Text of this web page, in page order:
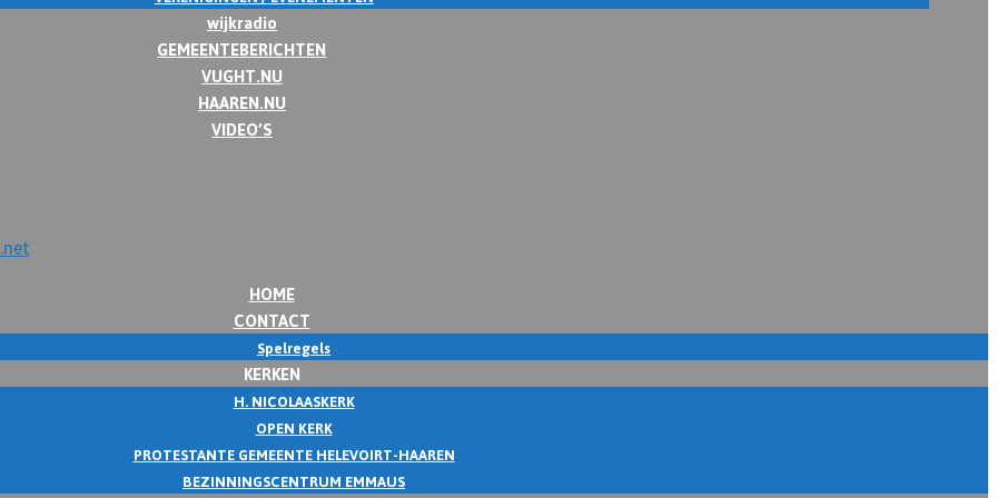
wijkradio
GEMEENTEBERICHTEN
VUGHT.NU
HAAREN.NU
VIDEO’S
HOME
CONTACT
Spelregels
KERKEN
H. NICOLAASKERK
OPEN KERK
PROTESTANTE GEMEENTE HELEVOIRT-HAAREN
BEZINNINGSCENTRUM EMMAUS